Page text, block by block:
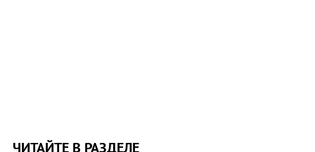
ЧИТАЙТЕ В РАЗДЕЛЕ